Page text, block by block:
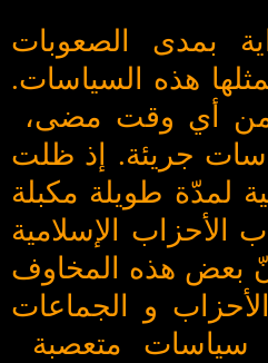
بمدى الصعوبات
هذه السياسات.
من أي وقت مضى،
جريئة. إذ ظلت
لمدّة طويلة مكبلة
الأحزاب الإسلامية
بعض هذه المخاوف
و الجماعات
سياسات متعصبة